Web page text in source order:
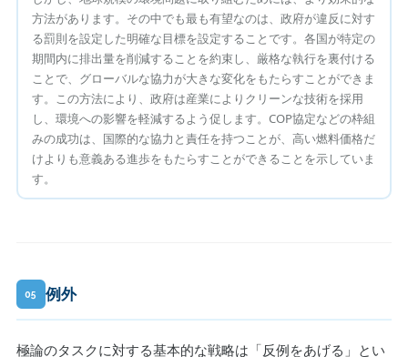
方法があります。その中でも最も有望なのは、政府が違反に対す
る罰則を設定した明確な目標を設定することです。各国が特定の
期間内に排出量を削減することを約束し、厳格な執行を裏付ける
ことで、グローバルな協力が大きな変化をもたらすことができま
す。この方法により、政府は産業によりクリーンな技術を採用
し、環境への影響を軽減するよう促します。COP協定などの枠組
みの成功は、国際的な協力と責任を持つことが、高い燃料価格だ
けよりも意義ある進歩をもたらすことができることを示していま
す。
05 例外
極論のタスクに対する基本的な戦略は「反例をあげる」とい